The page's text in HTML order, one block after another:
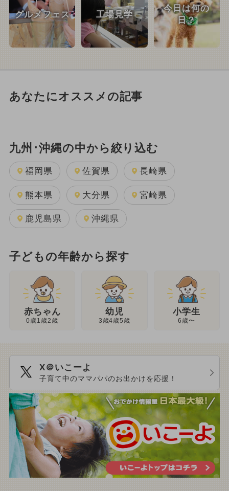
グルメフェス 工場見学
今日は何の
日？
あなたにオススメの記事
九州･沖縄の中から絞り込む
福岡県 佐賀県 長崎県
熊本県 大分県 宮崎県
鹿児島県 沖縄県
子どもの年齢から探す
赤ちゃん
0歳1歳2歳
幼児
3歳4歳5歳
小学生
6歳〜
X＠いこーよ
子育て中のママパパのお出かけを応援！